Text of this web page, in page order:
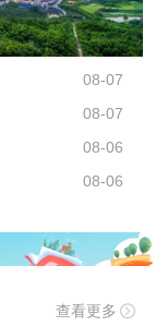
08-07
08-07
08-06
08-06
查看更多